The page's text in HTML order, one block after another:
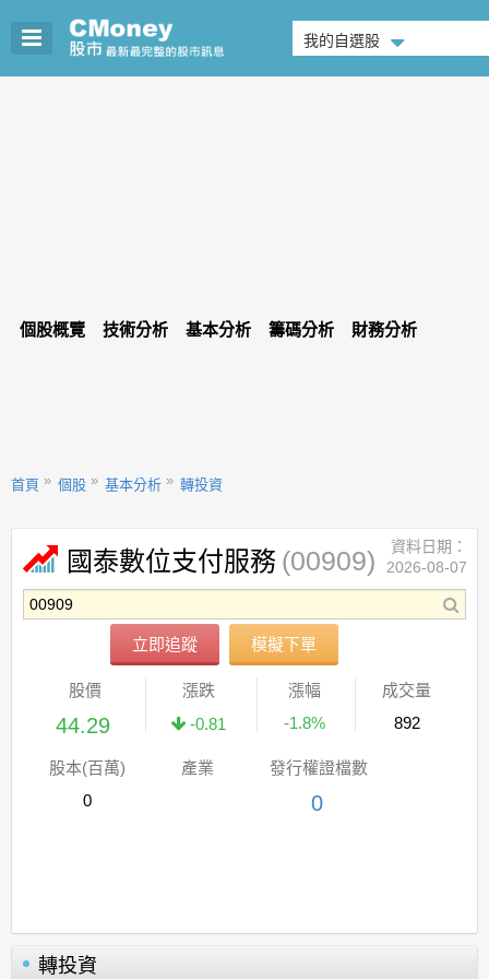
我的自選股
個股概覽 技術分析 基本分析 籌碼分析 財務分析
首頁 個股 基本分析 轉投資
國泰數位支付服務 (00909)
立即追蹤 模擬下單
資料日期：
2026-08-07
股價
44.29
漲跌
-0.81
漲幅
-1.8%
成交量
892
股本(百萬)
0
產業 發行權證檔數
0
轉投資